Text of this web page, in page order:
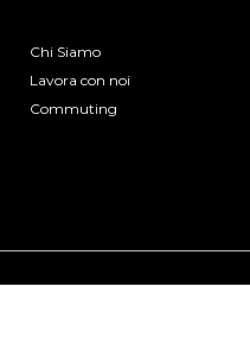
Chi Siamo
Lavora con noi
Commuting